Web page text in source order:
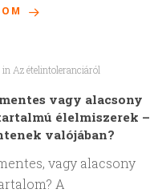
in Az ételintoleranciáról
vagy alacsony
élelmiszerek –
valójában?
vagy alacsony
A